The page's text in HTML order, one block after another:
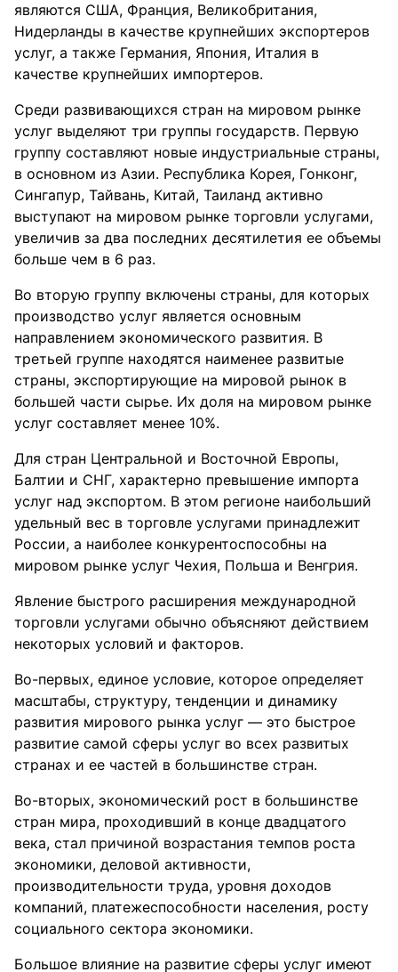
являются США, Франция, Великобритания,
Нидерланды в качестве крупнейших экспортеров
услуг, а также Германия, Япония, Италия в
качестве крупнейших импортеров.
Среди развивающихся стран на мировом рынке
услуг выделяют три группы государств. Первую
группу составляют новые индустриальные страны,
в основном из Азии. Республика Корея, Гонконг,
Сингапур, Тайвань, Китай, Таиланд активно
выступают на мировом рынке торговли услугами,
увеличив за два последних десятилетия ее объемы
больше чем в 6 раз.
Во вторую группу включены страны, для которых
производство услуг является основным
направлением экономического развития. В
третьей группе находятся наименее развитые
страны, экспортирующие на мировой рынок в
большей части сырье. Их доля на мировом рынке
услуг составляет менее 10%.
Для стран Центральной и Восточной Европы,
Балтии и СНГ, характерно превышение импорта
услуг над экспортом. В этом регионе наибольший
удельный вес в торговле услугами принадлежит
России, а наиболее конкурентоспособны на
мировом рынке услуг Чехия, Польша и Венгрия.
Явление быстрого расширения международной
торговли услугами обычно объясняют действием
некоторых условий и факторов.
Во-первых, единое условие, которое определяет
масштабы, структуру, тенденции и динамику
развития мирового рынка услуг — это быстрое
развитие самой сферы услуг во всех развитых
странах и ее частей в большинстве стран.
Во-вторых, экономический рост в большинстве
стран мира, проходивший в конце двадцатого
века, стал причиной возрастания темпов роста
экономики, деловой активности,
производительности труда, уровня доходов
компаний, платежеспособности населения, росту
социального сектора экономики.
Большое влияние на развитие сферы услуг имеют